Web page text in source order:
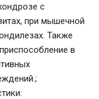
с
при мышечной
Также
в